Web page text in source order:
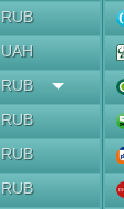
RUB
UAH
RUB
RUB
RUB
RUB